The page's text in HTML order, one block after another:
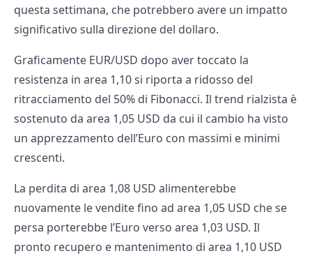
questa settimana, che potrebbero avere un impatto
significativo sulla direzione del dollaro.
Graficamente EUR/USD dopo aver toccato la
resistenza in area 1,10 si riporta a ridosso del
ritracciamento del 50% di Fibonacci. Il trend rialzista è
sostenuto da area 1,05 USD da cui il cambio ha visto
un apprezzamento dell’Euro con massimi e minimi
crescenti.
La perdita di area 1,08 USD alimenterebbe
nuovamente le vendite fino ad area 1,05 USD che se
persa porterebbe l’Euro verso area 1,03 USD. Il
pronto recupero e mantenimento di area 1,10 USD